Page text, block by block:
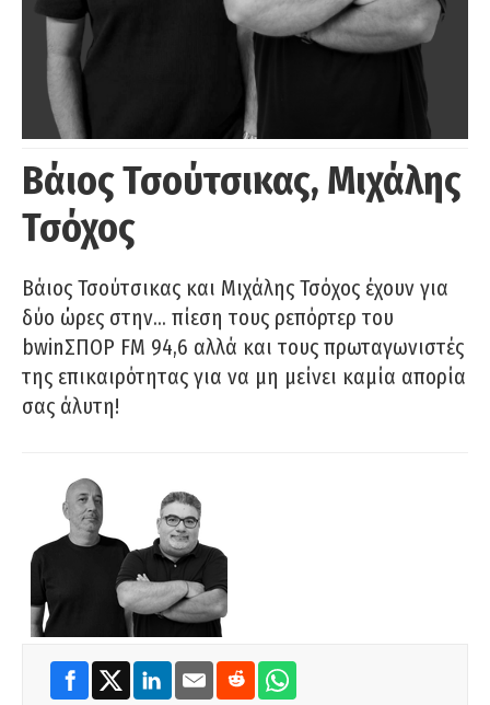
Βάιος Τσούτσικας, Μιχάλης
Τσόχος
Βάιος Τσούτσικας και Μιχάλης Τσόχος έχουν για
δύο ώρες στην… πίεση τους ρεπόρτερ του
bwinΣΠΟΡ FM 94,6 αλλά και τους πρωταγωνιστές
της επικαιρότητας για να μη μείνει καμία απορία
σας άλυτη!